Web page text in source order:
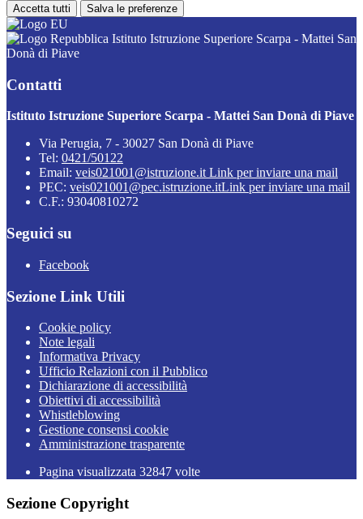
Accetta tutti Salva le preferenze
Istituto Istruzione Superiore Scarpa - Mattei San
Donà di Piave
Contatti
Istituto Istruzione Superiore Scarpa - Mattei San Donà di Piave
Via Perugia, 7 - 30027 San Donà di Piave
Tel: 0421/50122
Email: veis021001@istruzione.it Link per inviare una mail
PEC: veis021001@pec.istruzione.itLink per inviare una mail
C.F.: 93040810272
Seguici su
Facebook
Sezione Link Utili
Cookie policy
Note legali
Informativa Privacy
Ufficio Relazioni con il Pubblico
Dichiarazione di accessibilità
Obiettivi di accessibilità
Whistleblowing
Gestione consensi cookie
Amministrazione trasparente
Pagina visualizzata 32847 volte
Sezione Copyright